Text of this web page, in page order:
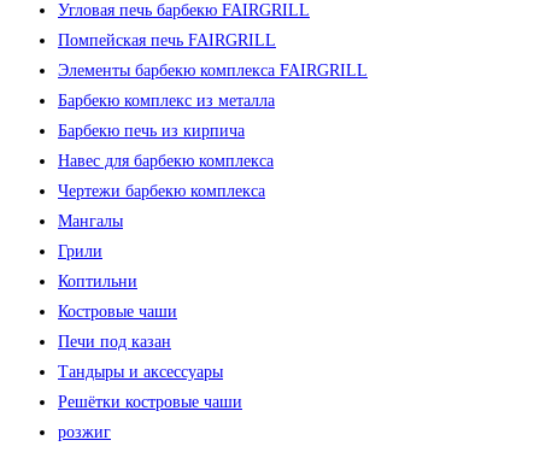
Угловая печь барбекю FAIRGRILL
Помпейская печь FAIRGRILL
Элементы барбекю комплекса FAIRGRILL
Барбекю комплекс из металла
Барбекю печь из кирпича
Навес для барбекю комплекса
Чертежи барбекю комплекса
Мангалы
Грили
Коптильни
Костровые чаши
Печи под казан
Тандыры и аксессуары
Решётки костровые чаши
розжиг